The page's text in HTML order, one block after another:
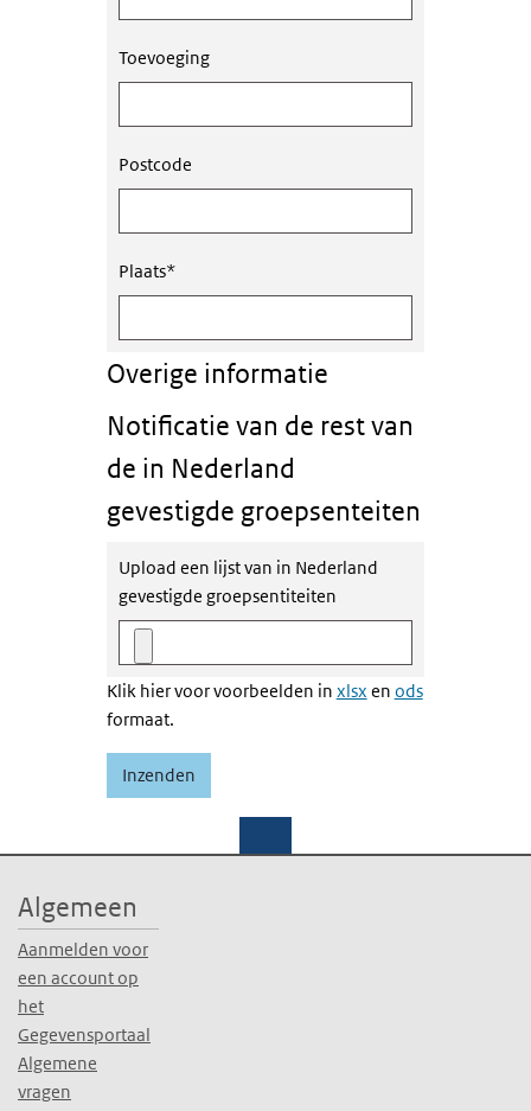
Toevoeging
Postcode
Plaats*
Overige informatie
Notificatie van de rest van
de in Nederland
gevestigde groepsenteiten
Upload een lijst van in Nederland
gevestigde groepsentiteiten
Klik hier voor voorbeelden in xlsx en ods
formaat.
Algemeen
Aanmelden voor
een account op
het
Gegevensportaal
Algemene
vragen